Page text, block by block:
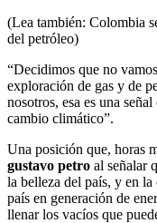
(Lea también: Colombia
del petróleo)
“Decidimos que no
exploración de gas y de
nosotros, esa es una
cambio climático”.
Una posición que, horas
gustavo petro al señalar
la belleza del país, y en
país en generación de
llenar los vacíos que